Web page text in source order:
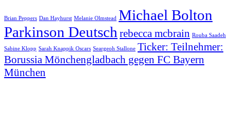
Brian Peppers Dan Hayhurst Melanie Olmstead Michael Bolton
Parkinson Deutsch rebecca mcbrain Rouba Saadeh
Sabine Klopp Sarah Knappik Oscars Seargeoh Stallone Ticker: Teilnehmer:
Borussia Mönchengladbach gegen FC Bayern
München